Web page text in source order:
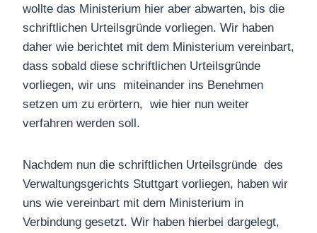
wollte das Ministerium hier aber abwarten, bis die
schriftlichen Urteilsgründe vorliegen. Wir haben
daher wie berichtet mit dem Ministerium vereinbart,
dass sobald diese schriftlichen Urteilsgründe
vorliegen, wir uns miteinander ins Benehmen
setzen um zu erörtern, wie hier nun weiter
verfahren werden soll.
Nachdem nun die schriftlichen Urteilsgründe des
Verwaltungsgerichts Stuttgart vorliegen, haben wir
uns wie vereinbart mit dem Ministerium in
Verbindung gesetzt. Wir haben hierbei dargelegt,